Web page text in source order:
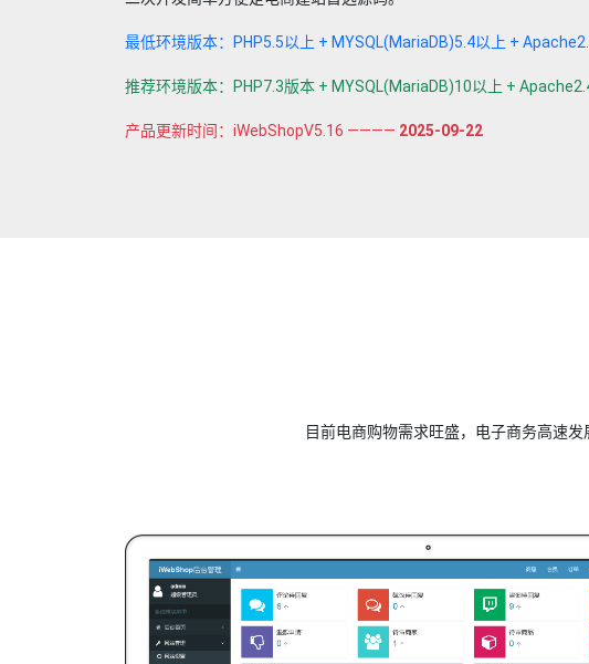
最低环境版本：PHP5.5以上 + MYSQL(MariaDB)5.4以上 +
推荐环境版本：PHP7.3版本 + MYSQL(MariaDB)10以上 +
产品更新时间：iWebShopV5.16 ———— 2025-09-22
目前电商购物需求旺盛，电子商务高速